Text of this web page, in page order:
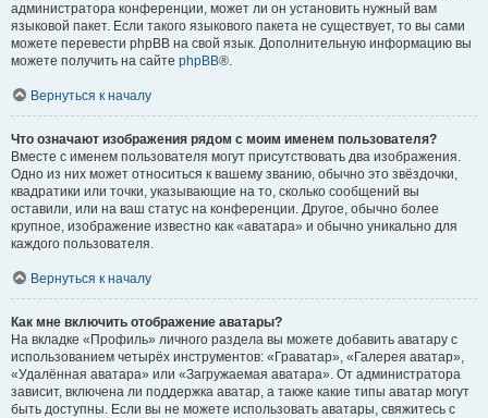
администратора конференции, может ли он установить нужный вам
языковой пакет. Если такого языкового пакета не существует, то вы сами
можете перевести phpBB на свой язык. Дополнительную информацию вы
можете получить на сайте phpBB®.
Вернуться к началу
Что означают изображения рядом с моим именем пользователя?
Вместе с именем пользователя могут присутствовать два изображения.
Одно из них может относиться к вашему званию, обычно это звёздочки,
квадратики или точки, указывающие на то, сколько сообщений вы
оставили, или на ваш статус на конференции. Другое, обычно более
крупное, изображение известно как «аватара» и обычно уникально для
каждого пользователя.
Вернуться к началу
Как мне включить отображение аватары?
На вкладке «Профиль» личного раздела вы можете добавить аватару с
использованием четырёх инструментов: «Граватар», «Галерея аватар»,
«Удалённая аватара» или «Загружаемая аватара». От администратора
зависит, включена ли поддержка аватар, а также какие типы аватар могут
быть доступны. Если вы не можете использовать аватары, свяжитесь с